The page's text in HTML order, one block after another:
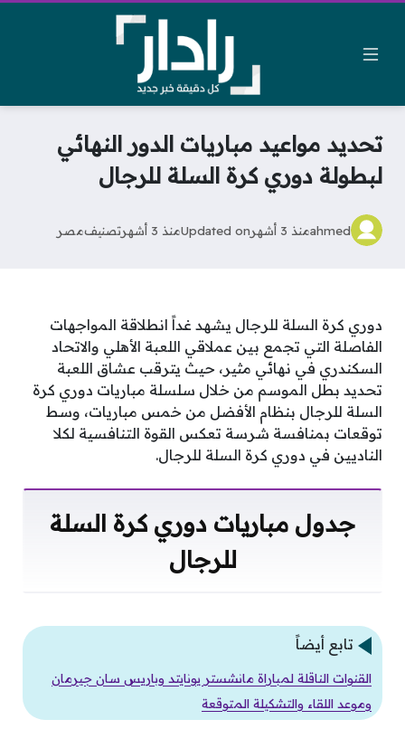
تحديد مواعيد مباريات الدور النهائي
لبطولة دوري كرة السلة للرجال
ahmedمنذ 3 أشهر Updated onمنذ 3 أشهر تصنيفمصر
دوري كرة السلة للرجال يشهد غداً انطلاقة المواجهات
الفاصلة التي تجمع بين عملاقي اللعبة الأهلي والاتحاد
السكندري في نهائي مثير، حيث يترقب عشاق اللعبة
تحديد بطل الموسم من خلال سلسلة مباريات دوري كرة
السلة للرجال بنظام الأفضل من خمس مباريات، وسط
توقعات بمنافسة شرسة تعكس القوة التنافسية لكلا
الناديين في دوري كرة السلة للرجال.
جدول مباريات دوري كرة السلة
للرجال
تابع أيضاً
القنوات الناقلة لمباراة مانشستر يونايتد وباريس سان جيرمان
وموعد اللقاء والتشكيلة المتوقعة